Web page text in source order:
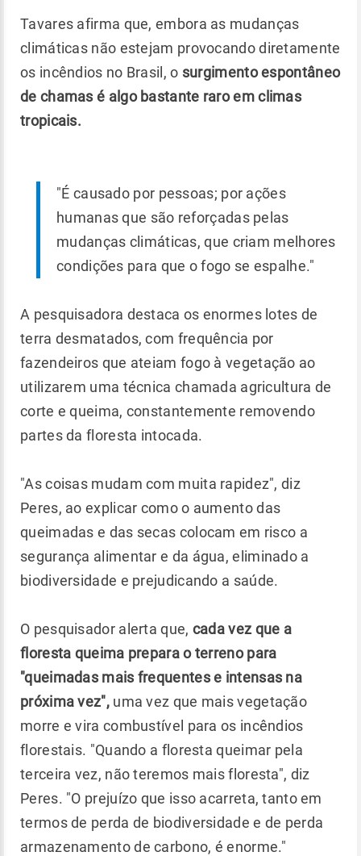
Tavares afirma que, embora as mudanças
climáticas não estejam provocando diretamente
os incêndios no Brasil, o surgimento espontâneo
de chamas é algo bastante raro em climas
tropicais.
"É causado por pessoas; por ações
humanas que são reforçadas pelas
mudanças climáticas, que criam melhores
condições para que o fogo se espalhe."
A pesquisadora destaca os enormes lotes de
terra desmatados, com frequência por
fazendeiros que ateiam fogo à vegetação ao
utilizarem uma técnica chamada agricultura de
corte e queima, constantemente removendo
partes da floresta intocada.
"As coisas mudam com muita rapidez", diz
Peres, ao explicar como o aumento das
queimadas e das secas colocam em risco a
segurança alimentar e da água, eliminado a
biodiversidade e prejudicando a saúde.
O pesquisador alerta que, cada vez que a
floresta queima prepara o terreno para
"queimadas mais frequentes e intensas na
próxima vez",uma vez que mais vegetação
morre e vira combustível para os incêndios
florestais. "Quando a floresta queimar pela
terceira vez, não teremos mais floresta", diz
Peres. "O prejuízo que isso acarreta, tanto em
termos de perda de biodiversidade e de perda
armazenamento de carbono, é enorme."